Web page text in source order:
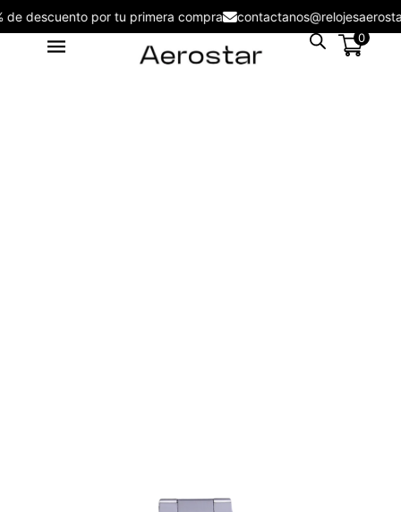
5% de descuento por tu primera compra
0